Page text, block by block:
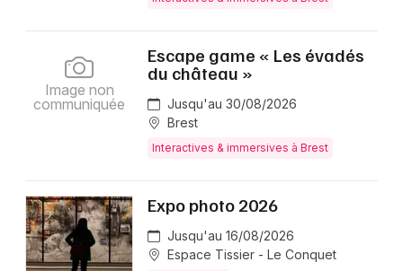
Escape game « Les évadés
du château »
Jusqu'au 30/08/2026
Brest
Interactives & immersives à Brest
Image non
communiquée
Expo photo 2026
Jusqu'au 16/08/2026
Espace Tissier - Le Conquet